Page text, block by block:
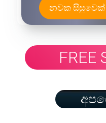
නවක සිසුවෙක්
FREE